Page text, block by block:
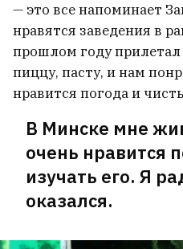
— это все напоминает
нравятся заведения в
прошлом году
пиццу, пасту, и нам
нравится погода и
В Минске мне
очень нравится
изучать его. Я
оказался.